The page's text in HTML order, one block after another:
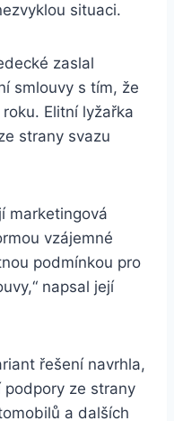
situaci.
zaslal
smlouvy s tím, že
Elitní lyžařka
strany svazu
marketingová
vzájemné
podmínkou pro
napsal její
řešení navrhla,
podpory ze strany
a dalších